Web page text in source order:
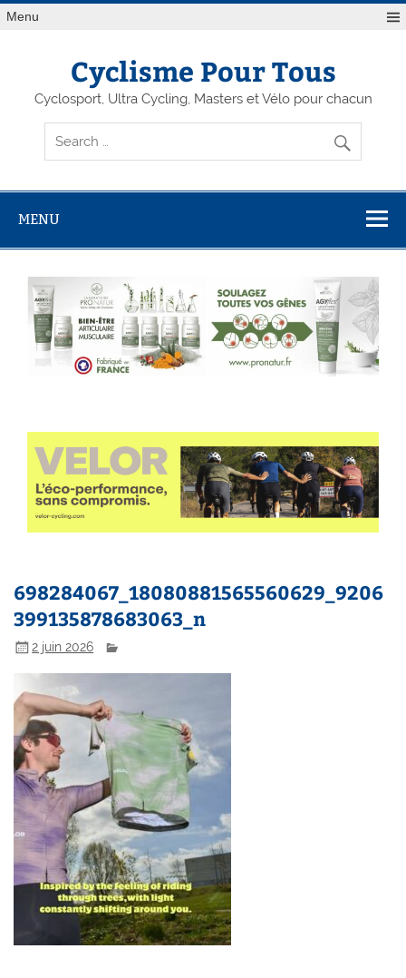
Menu
Cyclisme Pour Tous
Cyclosport, Ultra Cycling, Masters et Vélo pour chacun
MENU
698284067_18080881565560629_9206
399135878683063_n
2 juin 2026